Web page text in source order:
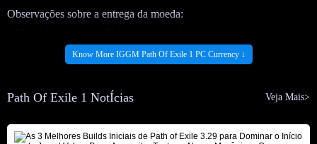
Observações sobre a entrega da moeda:
1.º Receba rapidamente: Utilize um nome de personagem correto e
permaneça online após o pagamento.
3.º Ao realizar uma troca, forneça os artigos desejados e evite utilizar
legitimidade da transação e evitar banimentos.
Know More IGGM Path Of Exile 1 PC Currency ↓
Path Of Exile 1 NotÍcias Veja Mais>